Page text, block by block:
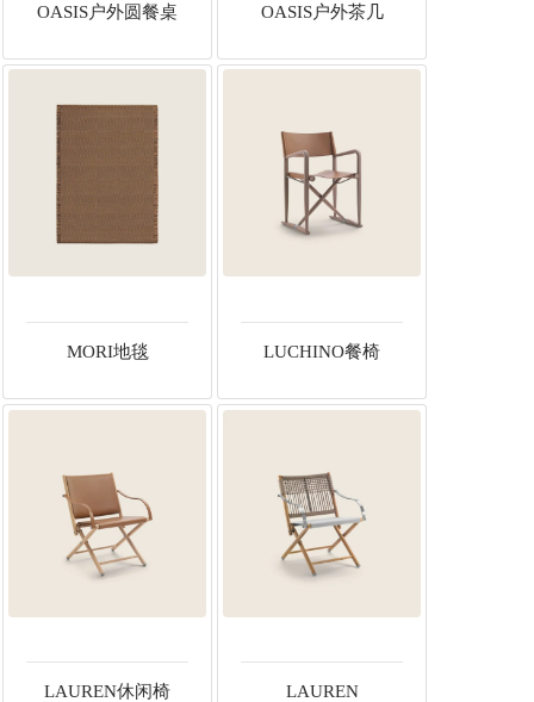
OASIS户外圆餐桌 OASIS户外茶几
MORI地毯 LUCHINO餐椅
LAUREN休闲椅
LAUREN